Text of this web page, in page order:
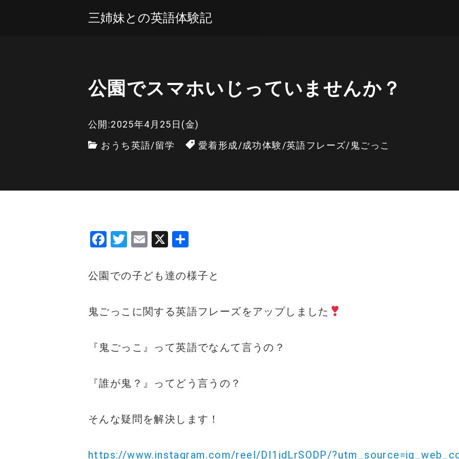
三姉妹との英語体験記
公園でスマホいじっていませんか？
公開:2025年4月25日(金)
おうち英語/留学 愛着形成/成功体験/英語フレーズ/ 鬼ごっこ
F
c
b
o
k
T
it
r
E
ai
X
公園での子ども達の様子と
鬼ごっこに関する英語フレーズをアップしました
『鬼ごっこ』って英語でなんて言うの？
『誰が鬼？』ってどう言うの？
そんな疑問を解決します！
https://www.instagram.com/reel/DI1jdLrSODP/